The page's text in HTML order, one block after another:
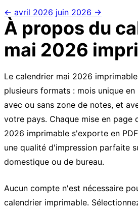
← avril 2026 juin 2026 →
À propos du
mai 2026
Le calendrier mai 2026
plusieurs formats : mois unique
avec ou sans zone de notes, et
votre pays. Chaque mise en page
2026 imprimable s'exporte en
une qualité d'impression parfaite
domestique ou de bureau.
Aucun compte n'est nécessaire
calendrier imprimable.